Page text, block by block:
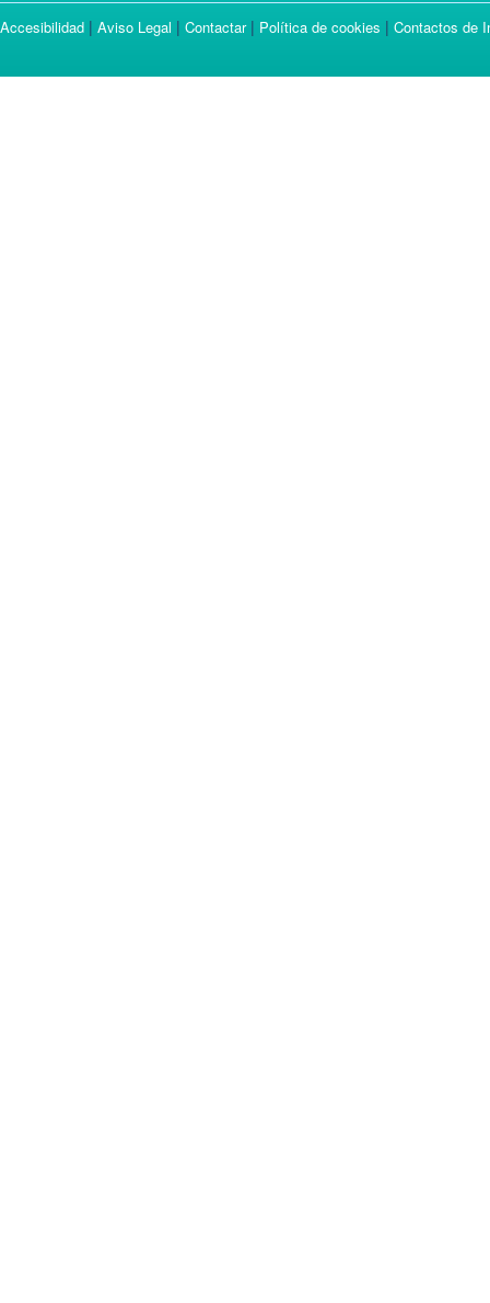
Accesibilidad | Aviso Legal | Contactar| Política de cookies | Contactos de